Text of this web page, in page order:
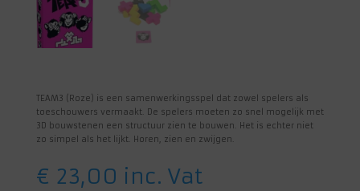
TEAM3 (Roze) is een samenwerkingsspel dat zowel spelers als
toeschouwers vermaakt. De spelers moeten zo snel mogelijk met
3D bouwstenen een structuur zien te bouwen. Het is echter niet
zo simpel als het lijkt. Horen, zien en zwijgen.
€ 23,00 inc. Vat